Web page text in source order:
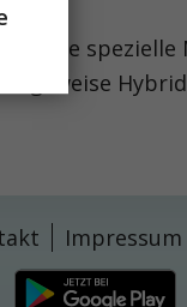
die spezielle
Impressum